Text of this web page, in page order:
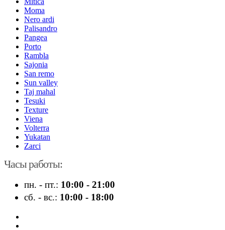
Moma
Nero ardi
Palisandro
Pangea
Porto
Rambla
Sajonia
San remo
Sun valley
Taj mahal
Tesuki
Texture
Viena
Volterra
Yukatan
Zarci
Часы работы:
пн. - пт.: 10:00 - 21:00
сб. - вс.: 10:00 - 18:00